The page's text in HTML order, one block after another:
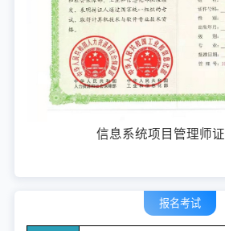
信息系统项目管理师
报名考试